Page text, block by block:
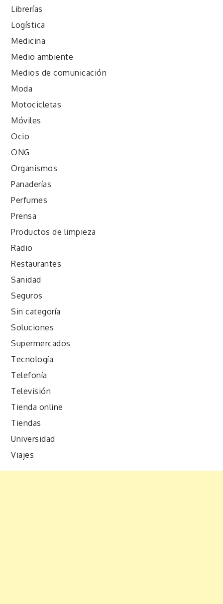
Librerías
Logística
Medicina
Medio ambiente
Medios de comunicación
Moda
Motocicletas
Móviles
Ocio
ONG
Organismos
Panaderías
Perfumes
Prensa
Productos de limpieza
Radio
Restaurantes
Sanidad
Seguros
Sin categoría
Soluciones
Supermercados
Tecnología
Telefonía
Televisión
Tienda online
Tiendas
Universidad
Viajes